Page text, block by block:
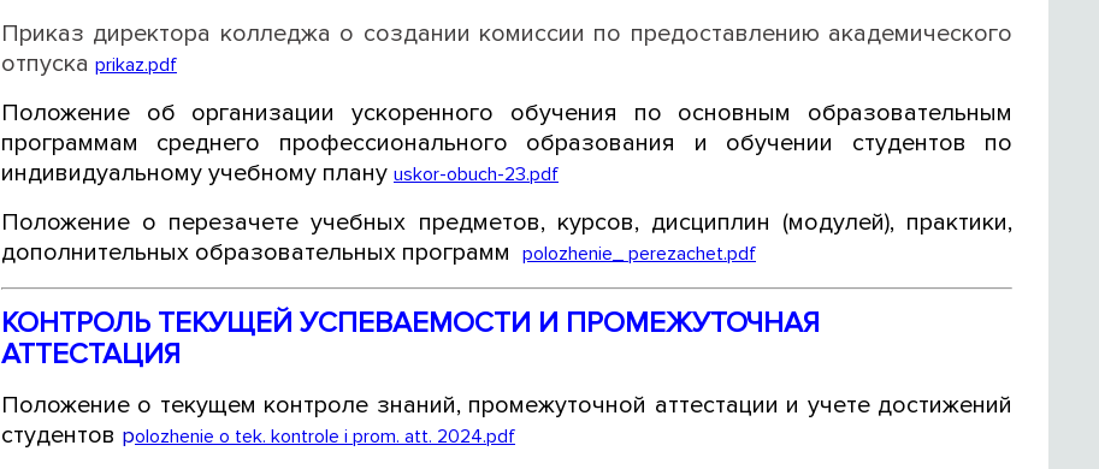
Приказ директора колледжа о создании комиссии по предоставлению академического
отпуска prikaz.pdf
Положение об организации ускоренного обучения по основным образовательным
программам среднего профессионального образования и обучении студентов по
индивидуальному учебному плану uskor-obuch-23.pdf
Положение о перезачете учебных предметов, курсов, дисциплин (модулей), практики,
дополнительных образовательных программ polozhenie_ perezachet.pdf
КОНТРОЛЬ ТЕКУЩЕЙ УСПЕВАЕМОСТИ И ПРОМЕЖУТОЧНАЯ
АТТЕСТАЦИЯ
Положение о текущем контроле знаний, промежуточной аттестации и учете достижений
студентов polozhenie o tek. kontrole i prom. att. 2024.pdf